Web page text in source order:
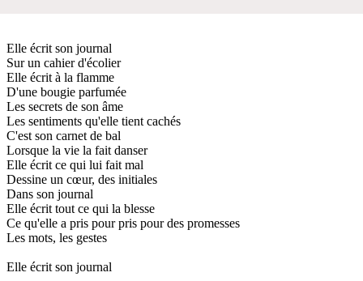
Elle écrit son journal
Sur un cahier d'écolier
Elle écrit à la flamme
D'une bougie parfumée
Les secrets de son âme
Les sentiments qu'elle tient cachés
C'est son carnet de bal
Lorsque la vie la fait danser
Elle écrit ce qui lui fait mal
Dessine un cœur, des initiales
Dans son journal
Elle écrit tout ce qui la blesse
Ce qu'elle a pris pour pris pour des promesses
Les mots, les gestes
Elle écrit son journal